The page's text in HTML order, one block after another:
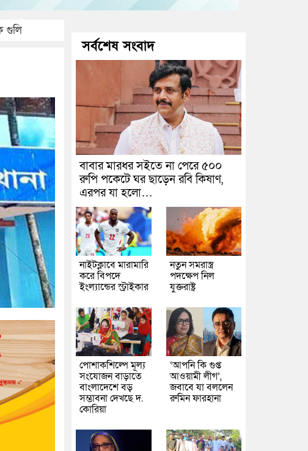
গুলি
সর্বশেষ সংবাদ
বাবার মারধর সইতে না পেরে ৫০০
রুপি পকেটে ঘর ছাড়েন রবি কিষাণ,
এরপর যা হলো…
নাইটক্লাবে মারামারি
করে বিপদে
ইংল্যান্ডের স্ট্রাইকার
নতুন সমরাস্ত্র
পদক্ষেপ নিল
যুক্তরাষ্ট্র
পোশাকশিল্পে মূল্য
সংযোজন বাড়াতে
বাংলাদেশে বড়
সম্ভাবনা দেখছে দ.
কোরিয়া
‘আপনি কি গুপ্ত
আওয়ামী লীগ’,
জবাবে যা বললেন
রুমিন ফারহানা